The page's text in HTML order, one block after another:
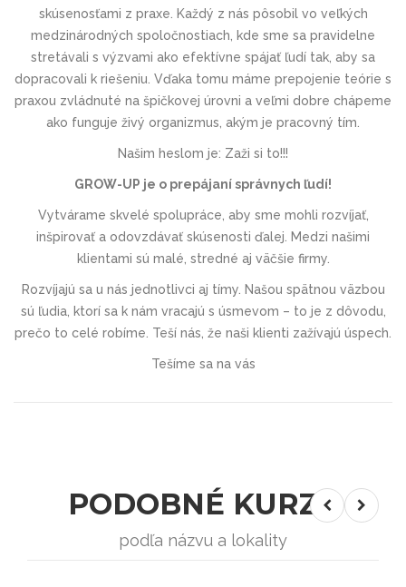
skúsenosťami z praxe. Každý z nás pôsobil vo veľkých
medzinárodných spoločnostiach, kde sme sa pravidelne
stretávali s výzvami ako efektívne spájať ľudí tak, aby sa
dopracovali k riešeniu. Vďaka tomu máme prepojenie teórie s
praxou zvládnuté na špičkovej úrovni a veľmi dobre chápeme
ako funguje živý organizmus, akým je pracovný tím.
Našim heslom je: Zaži si to!!!
GROW-UP je o prepájaní správnych ľudí!
Vytvárame skvelé spolupráce, aby sme mohli rozvíjať,
inšpirovať a odovzdávať skúsenosti ďalej. Medzi našimi
klientami sú malé, stredné aj väčšie firmy.
Rozvíjajú sa u nás jednotlivci aj tímy. Našou spätnou väzbou
sú ľudia, ktorí sa k nám vracajú s úsmevom – to je z dôvodu,
prečo to celé robíme. Teší nás, že naši klienti zažívajú úspech.
Tešíme sa na vás
PODOBNÉ KURZY
podľa názvu a lokality